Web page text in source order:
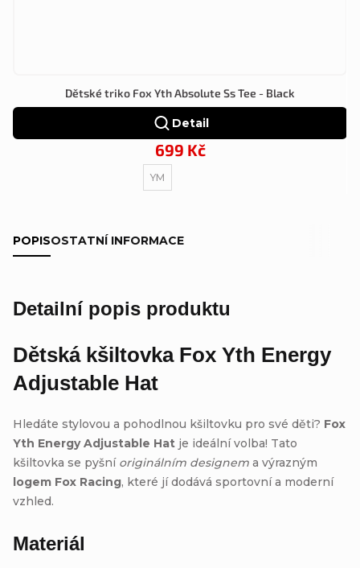
Dětské triko Fox Yth Absolute Ss Tee - Black
699 Kč
Detail
YM
POPISOSTATNÍ INFORMACE
Detailní popis produktu
Dětská kšiltovka Fox Yth Energy
Adjustable Hat
Hledáte stylovou a pohodlnou kšiltovku pro své děti? Fox
Yth Energy Adjustable Hat je ideální volba! Tato
kšiltovka se pyšní originálním designem a výrazným
logem Fox Racing, které jí dodává sportovní a moderní
vzhled.
Materiál